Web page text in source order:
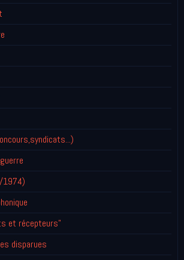
1974)
et récepteurs"
disparues